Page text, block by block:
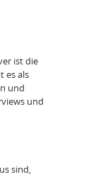
ist die
es als
und
und
sind,